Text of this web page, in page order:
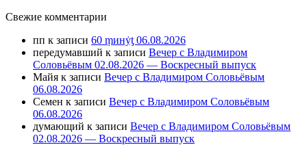
Свежие комментарии
пп к записи 60 ṃинẏƫ 06.08.2026
передумавший к записи Вечер с Владимиром
Соловьёвым 02.08.2026 — Воскресный выпуск
Майя к записи Вечер с Владимиром Соловьёвым
06.08.2026
Семен к записи Вечер с Владимиром Соловьёвым
06.08.2026
думающий к записи Вечер с Владимиром Соловьёвым
02.08.2026 — Воскресный выпуск